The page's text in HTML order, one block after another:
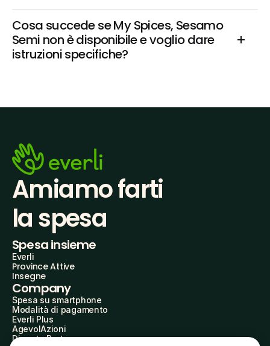
Cosa succede se My Spices, Sesamo
Semi non è disponibile e voglio dare
istruzioni specifiche?
Amiamo farti
la spesa
Spesa insieme
Everli
Province Attive
Insegne
Company
Spesa su smartphone
Modalità di pagamento
Everli Plus
AgevolAzioni
Diventa Partner